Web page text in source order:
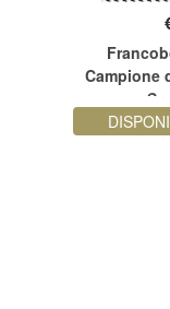
Campione